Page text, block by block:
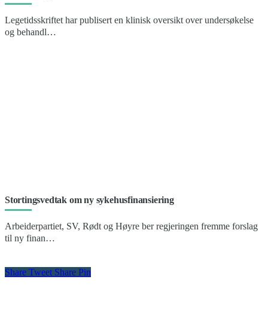
Legetidsskriftet har publisert en klinisk oversikt over undersøkelse
og behandl…
Stortingsvedtak om ny sykehusfinansiering
Arbeiderpartiet, SV, Rødt og Høyre ber regjeringen fremme forslag
til ny finan…
Share Tweet Share Pin